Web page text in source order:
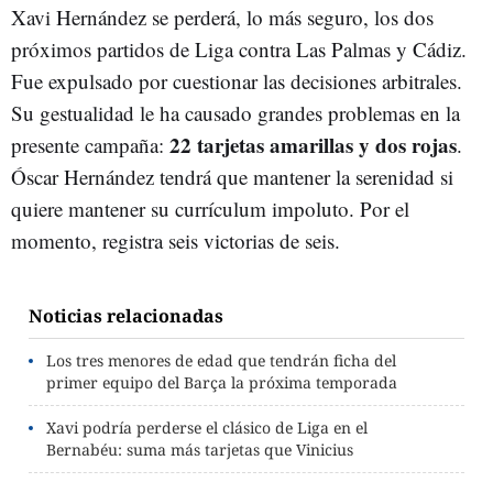
Xavi Hernández se perderá, lo más seguro, los dos
próximos partidos de Liga contra Las Palmas y Cádiz.
Fue expulsado por cuestionar las decisiones arbitrales.
Su gestualidad le ha causado grandes problemas en la
presente campaña: 22 tarjetas amarillas y dos rojas.
Óscar Hernández tendrá que mantener la serenidad si
quiere mantener su currículum impoluto. Por el
momento, registra seis victorias de seis.
Noticias relacionadas
Los tres menores de edad que tendrán ficha del
primer equipo del Barça la próxima temporada
Xavi podría perderse el clásico de Liga en el
Bernabéu: suma más tarjetas que Vinicius